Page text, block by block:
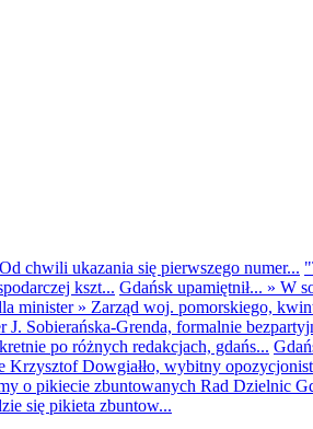
chwili ukazania się pierwszego numer...
kszt... Gdańsk upamiętnił... » W
minister» Zarząd woj. pomorskiego,
J. Sobierańska-Grenda, formalnie
po różnych redakcjach, gdańs...
Krzysztof Dowgiałło, wybitny
o pikiecie zbuntowanych Rad Dzielnic
się pikieta zbuntow...